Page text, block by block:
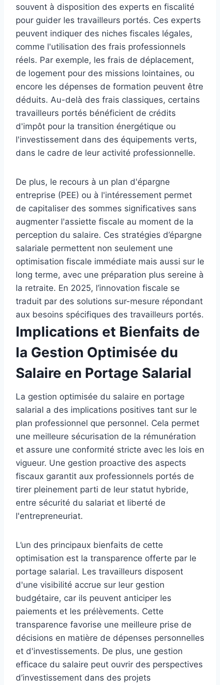
souvent à disposition des experts en fiscalité
pour guider les travailleurs portés. Ces experts
peuvent indiquer des niches fiscales légales,
comme l'utilisation des frais professionnels
réels. Par exemple, les frais de déplacement,
de logement pour des missions lointaines, ou
encore les dépenses de formation peuvent être
déduits. Au-delà des frais classiques, certains
travailleurs portés bénéficient de crédits
d'impôt pour la transition énergétique ou
l'investissement dans des équipements verts,
dans le cadre de leur activité professionnelle.
De plus, le recours à un plan d'épargne
entreprise (PEE) ou à l'intéressement permet
de capitaliser des sommes significatives sans
augmenter l'assiette fiscale au moment de la
perception du salaire. Ces stratégies d’épargne
salariale permettent non seulement une
optimisation fiscale immédiate mais aussi sur le
long terme, avec une préparation plus sereine à
la retraite. En 2025, l’innovation fiscale se
traduit par des solutions sur-mesure répondant
aux besoins spécifiques des travailleurs portés.
Implications et Bienfaits de
la Gestion Optimisée du
Salaire en Portage Salarial
La gestion optimisée du salaire en portage
salarial a des implications positives tant sur le
plan professionnel que personnel. Cela permet
une meilleure sécurisation de la rémunération
et assure une conformité stricte avec les lois en
vigueur. Une gestion proactive des aspects
fiscaux garantit aux professionnels portés de
tirer pleinement parti de leur statut hybride,
entre sécurité du salariat et liberté de
l'entrepreneuriat.
L’un des principaux bienfaits de cette
optimisation est la transparence offerte par le
portage salarial. Les travailleurs disposent
d'une visibilité accrue sur leur gestion
budgétaire, car ils peuvent anticiper les
paiements et les prélèvements. Cette
transparence favorise une meilleure prise de
décisions en matière de dépenses personnelles
et d'investissements. De plus, une gestion
efficace du salaire peut ouvrir des perspectives
d’investissement dans des projets